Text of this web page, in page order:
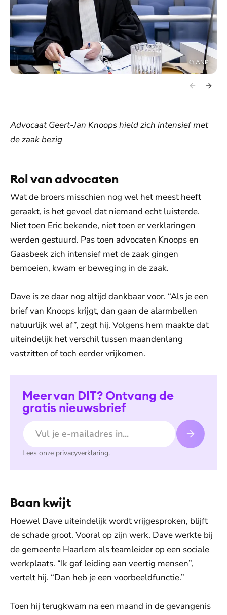
© ANP
Advocaat Geert-Jan Knoops hield zich intensief met
de zaak bezig
Rol van advocaten
Wat de broers misschien nog wel het meest heeft
geraakt, is het gevoel dat niemand echt luisterde.
Niet toen Eric bekende, niet toen er verklaringen
werden gestuurd. Pas toen advocaten Knoops en
Gaasbeek zich intensief met de zaak gingen
bemoeien, kwam er beweging in de zaak.
Dave is ze daar nog altijd dankbaar voor. “Als je een
brief van Knoops krijgt, dan gaan de alarmbellen
natuurlijk wel af”, zegt hij. Volgens hem maakte dat
uiteindelijk het verschil tussen maandenlang
vastzitten of toch eerder vrijkomen.
Meer van DIT? Ontvang de
gratis nieuwsbrief
E-mailadres
Lees onze privacyverklaring.
Baan kwijt
Hoewel Dave uiteindelijk wordt vrijgesproken, blijft
de schade groot. Vooral op zijn werk. Dave werkte bij
de gemeente Haarlem als teamleider op een sociale
werkplaats. “Ik gaf leiding aan veertig mensen”,
vertelt hij. “Dan heb je een voorbeeldfunctie.”
Toen hij terugkwam na een maand in de gevangenis